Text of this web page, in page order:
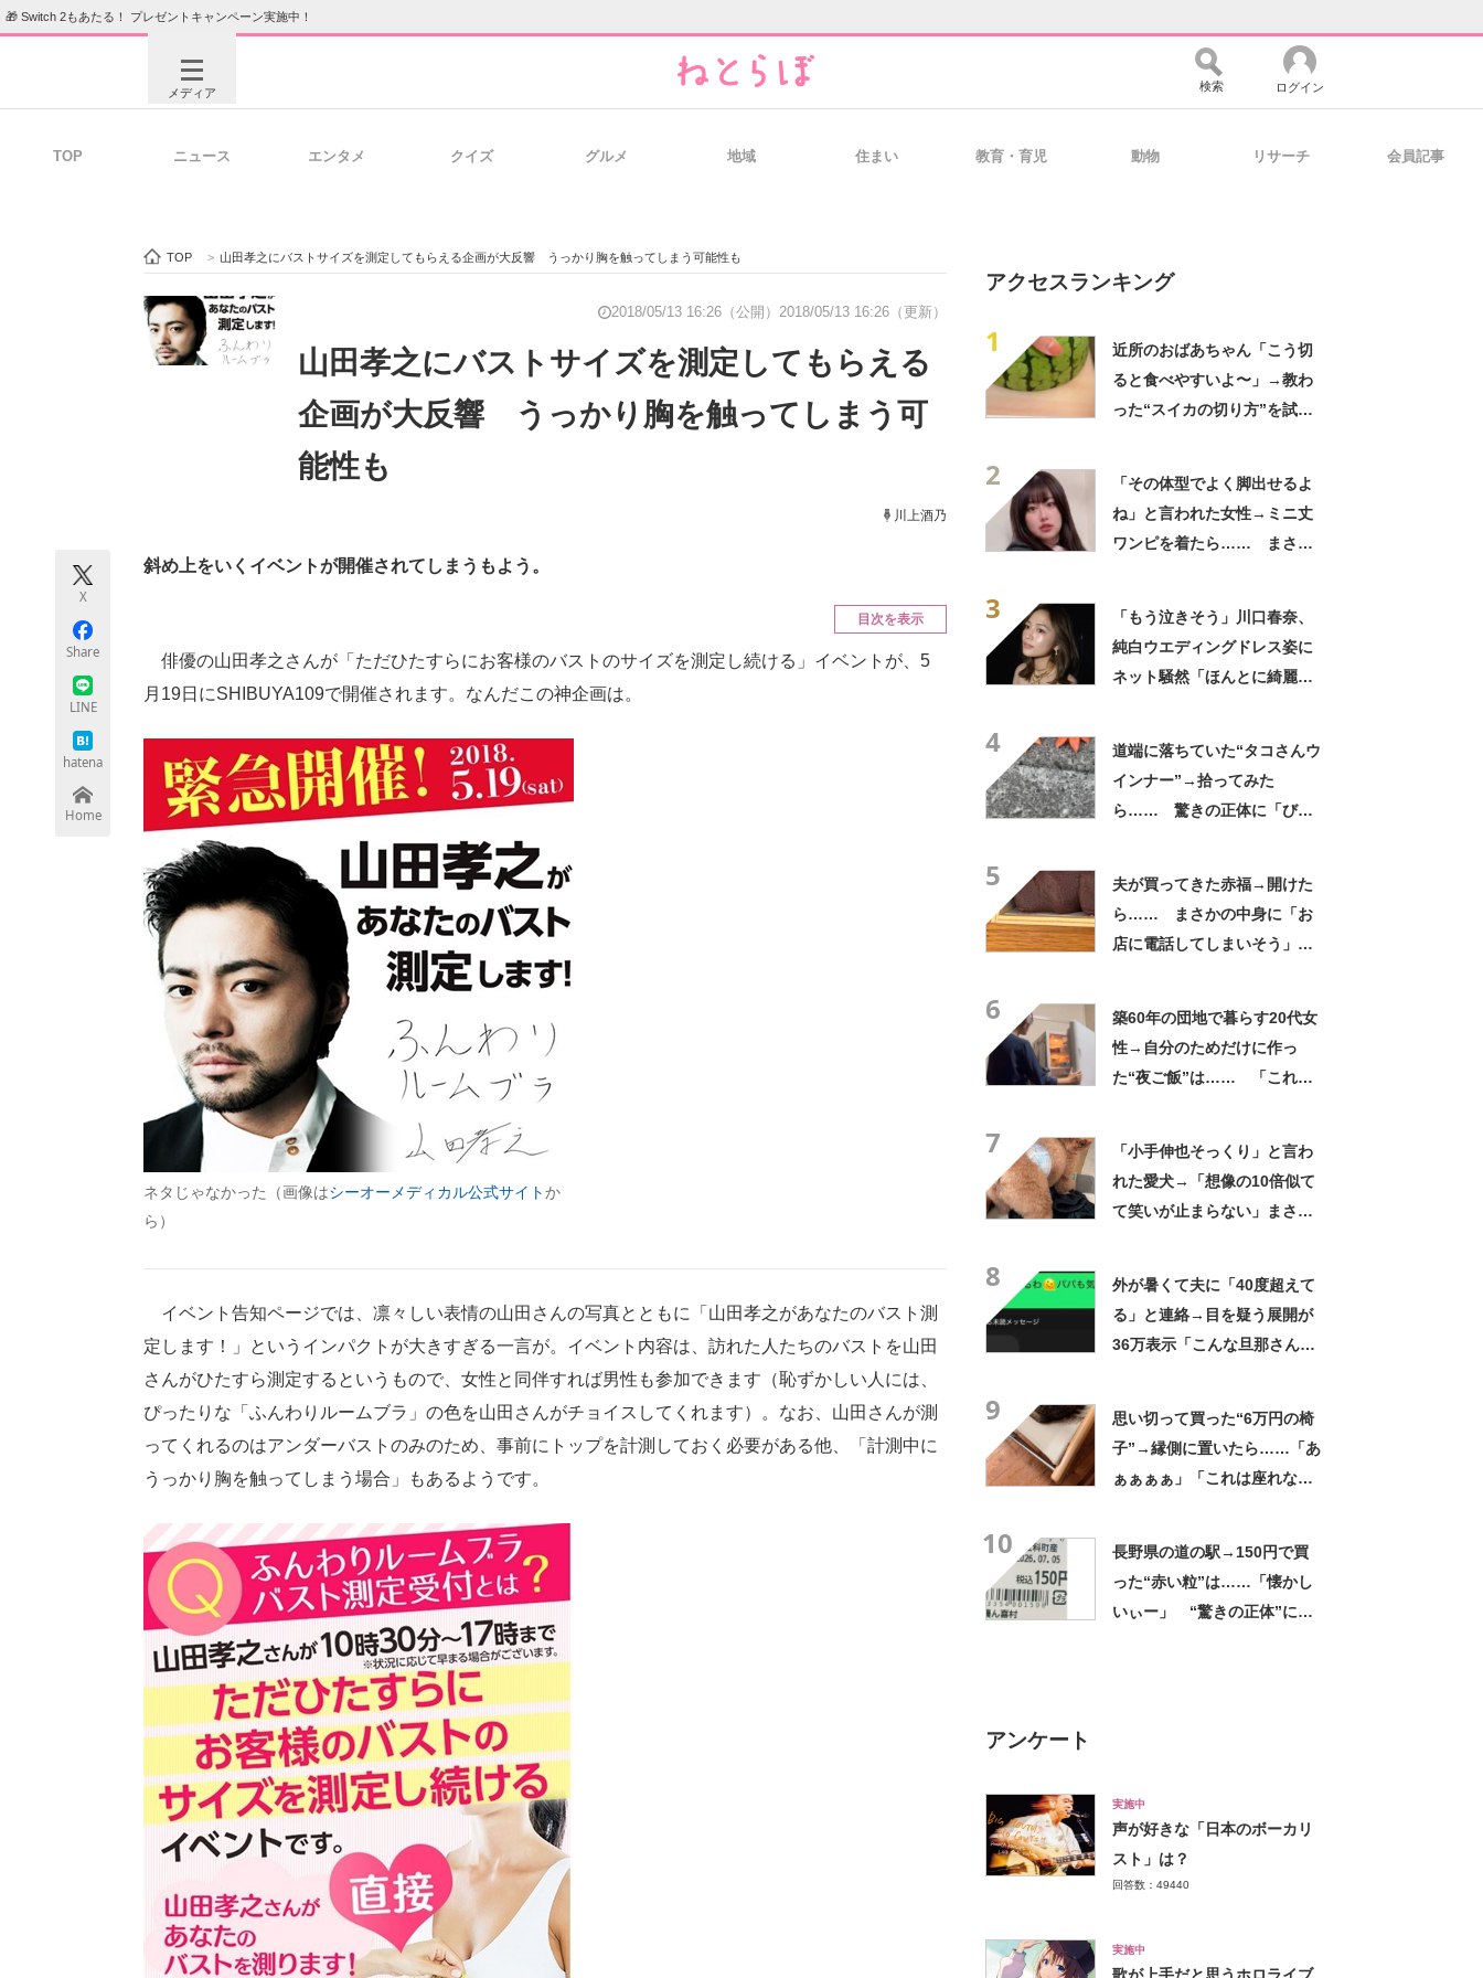
🎁 Switch 2もあたる！ プレゼントキャンペーン実施中！
メディア
ビジネスと働き方のヒント
ITエンジニア向け専門サイト 企業向けIT製品の総合サイト IT製品の技術・比較・事例 製造業のIT導入・活用を支援
エネルギーの専門メディア 建設×テクノロジーの最前線
検索 ログイン
TOP ニュース エンタメ クイズ グルメ 地域 住まい 教育・育児 動物 リサーチ 会員記事
TOP > 山田孝之にバストサイズを測定してもらえる企画が大反響 うっかり胸を触ってしまう可能性も
2018/05/13 16:26（公開） 2018/05/13 16:26（更新）
山田孝之にバストサイズを測定してもらえる
企画が大反響 うっかり胸を触ってしまう可
能性も
川上酒乃
X
Share
LINE
hatena
Home
斜め上をいくイベントが開催されてしまうもよう。
目次を表示
俳優の山田孝之さんが「ただひたすらにお客様のバストのサイズを測定し続ける」イベントが、5
月19日にSHIBUYA109で開催されます。なんだこの神企画は。
ネタじゃなかった（画像はシーオーメディカル公式サイトか
ら）
イベント告知ページでは、凛々しい表情の山田さんの写真とともに「山田孝之があなたのバスト測
定します！」というインパクトが大きすぎる一言が。イベント内容は、訪れた人たちのバストを山田
さんがひたすら測定するというもので、女性と同伴すれば男性も参加できます（恥ずかしい人には、
ぴったりな「ふんわりルームブラ」の色を山田さんがチョイスしてくれます）。なお、山田さんが測
ってくれるのはアンダーバストのみのため、事前にトップを計測しておく必要がある他、「計測中に
うっかり胸を触ってしまう場合」もあるようです。
アクセスランキング
1
近所のおばあちゃん「こう切
ると食べやすいよ〜」→教わ
った“スイカの切り方”を試し
2
「その体型でよく脚出せるよ
ね」と言われた女性→ミニ丈
ワンピを着たら…… まさか
3
「もう泣きそう」川口春奈、
純白ウエディングドレス姿に
ネット騒然「ほんとに綺麗」
4
道端に落ちていた“タコさんウ
インナー”→拾ってみた
ら…… 驚きの正体に「びっ
5
夫が買ってきた赤福→開けた
ら…… まさかの中身に「お
店に電話してしまいそう」
6
築60年の団地で暮らす20代女
性→自分のためだけに作っ
た“夜ご飯”は…… 「これぞ
7
「小手伸也そっくり」と言わ
れた愛犬→「想像の10倍似て
て笑いが止まらない」まさか
8
外が暑くて夫に「40度超えて
る」と連絡→目を疑う展開が
36万表示「こんな旦那さん羨
9
思い切って買った“6万円の椅
子”→縁側に置いたら……「あ
ぁぁぁぁ」「これは座れな
10
長野県の道の駅→150円で買
った“赤い粒”は……「懐かし
いぃー」 “驚きの正体”に
アンケート
実施中
声が好きな「日本のボーカリ
スト」は？
回答数：49440
実施中